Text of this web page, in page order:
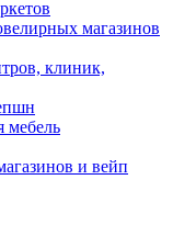
магазинов
клиник,
мебель
и вейп